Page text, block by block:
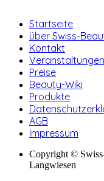
Startseite
über Swiss-
Kontakt
Veranstaltungen
Preise
Beauty-Wiki
Produkte
AGB
Impressum
Copyright ©
Langwiesen